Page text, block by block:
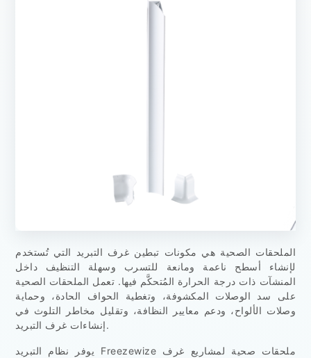
الملحقات الصحية هي مكونات تبطين غرف التبريد التي تُستخدم
لإنشاء أسطح ناعمة ومانعة للتسرب وسهلة التنظيف داخل
المنشآت ذات درجة الحرارة المُتحكَّم فيها. تعمل الملحقات الصحية
على سد الوصلات المكشوفة، وتغطية الحواف الحادة، وحماية
وصلات الألواح، ودعم معايير النظافة، وتقليل مخاطر التلوث في
إنشاءات غرف التبريد.
يوفر نظام التبريد Freezewize ملحقات صحية لمشاريع غرف